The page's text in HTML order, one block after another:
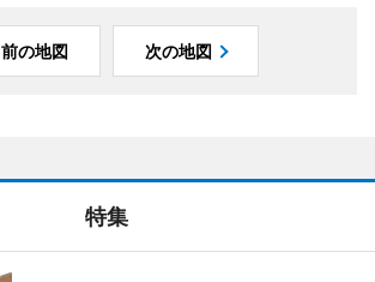
前の地図 次の地図
特集